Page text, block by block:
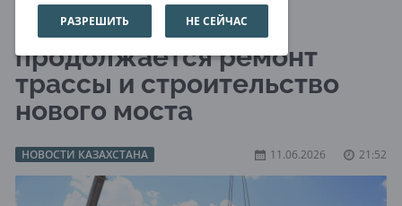
РАЗРЕШИТЬ НЕ СЕЙЧАС
В Уилском районе
продолжается ремонт
трассы и строительство
нового моста
НОВОСТИ КАЗАХСТАНА 11.06.2026 21:52